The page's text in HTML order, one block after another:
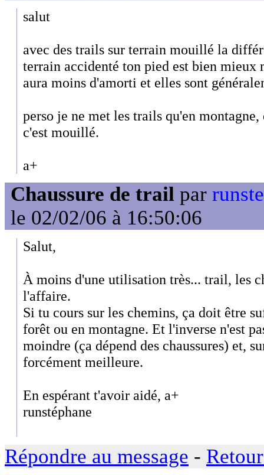
salut
avec des trails sur terrain mouillé la
terrain accidenté ton pied est bien mieux
aura moins d'amorti et elles sont
perso je ne met les trails qu'en
c'est mouillé.
a+
Chaussure de trail par
le 02/02/06 à 16:50:06
Salut,
À moins d'une utilisation très... trail, les
l'affaire.
Si tu cours sur les chemins, ça doit être
forêt ou en montagne. Et l'inverse n'est
moindre (ça dépend des chaussures) et,
forcément meilleure.
En espérant t'avoir aidé, a+
runstéphane
Répondre au message -